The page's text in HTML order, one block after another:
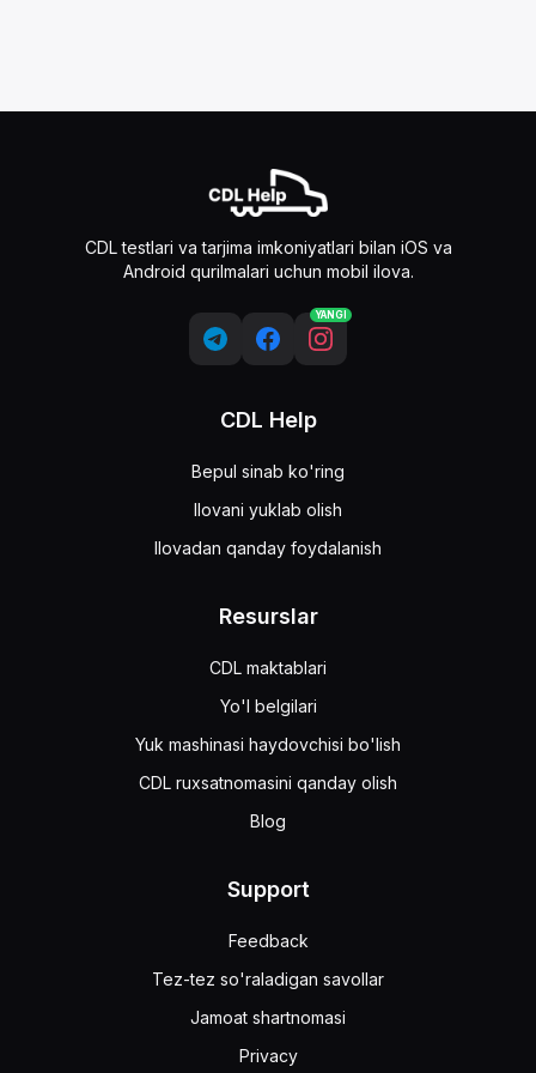
CDL testlari va tarjima imkoniyatlari bilan iOS va
Android qurilmalari uchun mobil ilova.
YANGI
CDL Help
Bepul sinab ko'ring
Ilovani yuklab olish
Ilovadan qanday foydalanish
Resurslar
CDL maktablari
Yo'l belgilari
Yuk mashinasi haydovchisi bo'lish
CDL ruxsatnomasini qanday olish
Blog
Support
Feedback
Tez-tez so'raladigan savollar
Jamoat shartnomasi
Privacy